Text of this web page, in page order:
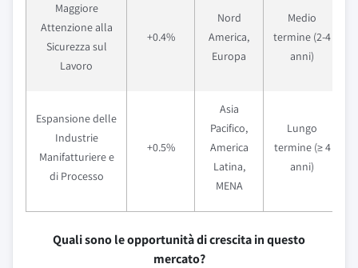
Maggiore
Attenzione alla
Sicurezza sul
Lavoro
+0.4%
Nord
America,
Europa
Medio
termine (2-4
anni)
Espansione delle
Industrie
Manifatturiere e
di Processo
+0.5%
Asia
Pacifico,
America
Latina,
MENA
Lungo
termine (≥ 4
anni)
Quali sono le opportunità di crescita in questo
mercato?